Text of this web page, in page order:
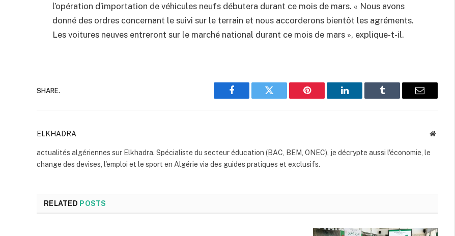
l’opération d’importation de véhicules neufs débutera durant ce mois de mars. « Nous avons
donné des ordres concernant le suivi sur le terrain et nous accorderons bientôt les agréments.
Les voitures neuves entreront sur le marché national durant ce mois de mars », explique-t-il.
SHARE.
Facebook Twitter Pinterest LinkedIn Tumblr Email
ELKHADRA Website
actualités algériennes sur Elkhadra. Spécialiste du secteur éducation (BAC, BEM, ONEC), je décrypte aussi l'économie, le
change des devises, l'emploi et le sport en Algérie via des guides pratiques et exclusifs.
RELATED POSTS